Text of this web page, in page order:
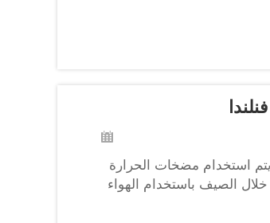
يتم استخدام مضخات الحرارة
خلال الصيف باستخدام الهواء